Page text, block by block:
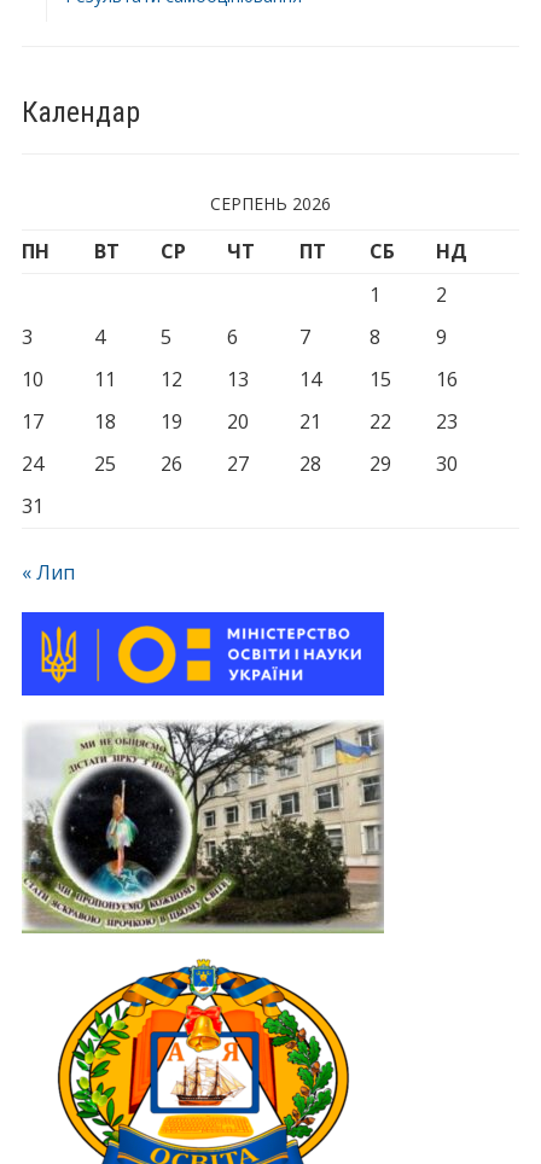
Календар
СЕРПЕНЬ 2026
ПН ВТ СР ЧТ ПТ СБ
НД
1
2
3
4 5 6 7 8
9
10
11 12 13 14 15
16
17
18 19 20 21 22
23
24
25 26 27 28 29
30
31
« Лип